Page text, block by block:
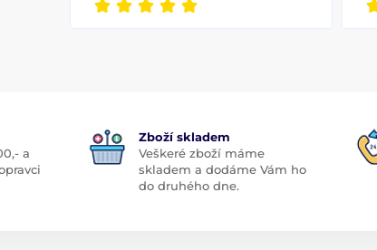
a
Zboží skladem
Veškeré zboží máme
skladem a dodáme Vám ho
do druhého dne.